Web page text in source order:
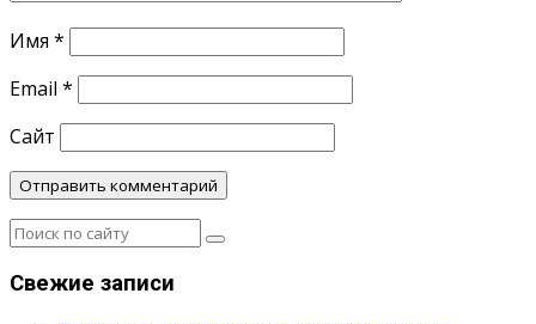
Имя *
Email *
Сайт
Свежие записи